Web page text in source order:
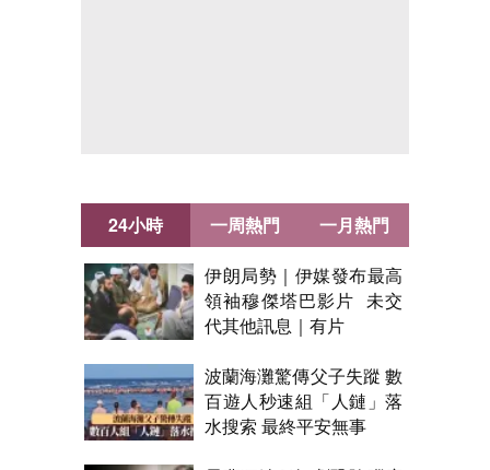
24小時
伊朗局勢｜伊媒發布最高
領袖穆傑塔巴影片 未交
代其他訊息｜有片
波蘭海灘驚傳父子失蹤 數
百遊人秒速組「人鏈」落
水搜索 最終平安無事
一周熱門 一月熱門